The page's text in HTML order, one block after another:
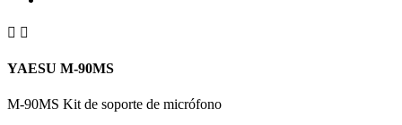
 
YAESU M-90MS
M-90MS Kit de soporte de micrófono